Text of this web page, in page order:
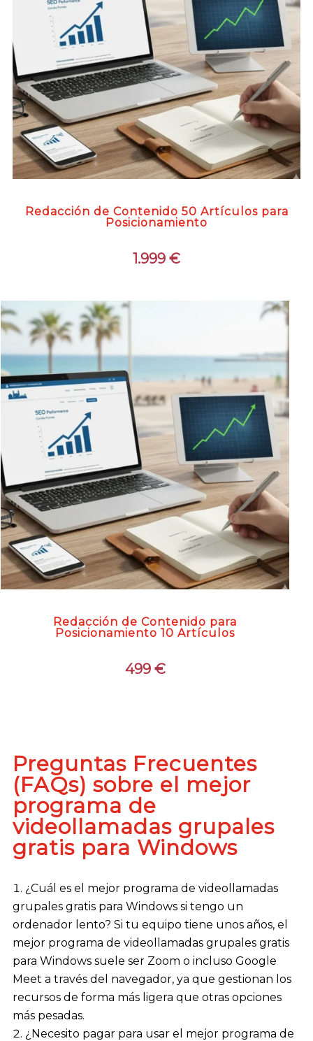
Redacción de Contenido 50 Artículos para
Posicionamiento
1.999 €
Redacción de Contenido para
Posicionamiento 10 Artículos
499 €
Preguntas Frecuentes
(FAQs) sobre el mejor
programa de
videollamadas grupales
gratis para Windows
¿Cuál es el mejor programa de videollamadas
grupales gratis para Windows si tengo un
ordenador lento? Si tu equipo tiene unos años, el
mejor programa de videollamadas grupales gratis
para Windows suele ser Zoom o incluso Google
Meet a través del navegador, ya que gestionan los
recursos de forma más ligera que otras opciones
más pesadas.
¿Necesito pagar para usar el mejor programa de